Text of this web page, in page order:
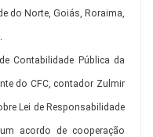
do Norte, Goiás, Roraima,
Contabilidade Pública da
do CFC, contador Zulmir
Lei de Responsabilidade
acordo de cooperação